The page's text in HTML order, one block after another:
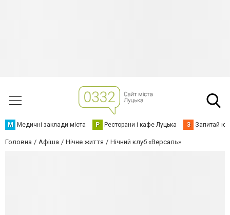
М Медичні заклади міста Р Ресторани і кафе Луцька З Запитай
Головна Афіша Нічне життя Нічний клуб «Версаль»